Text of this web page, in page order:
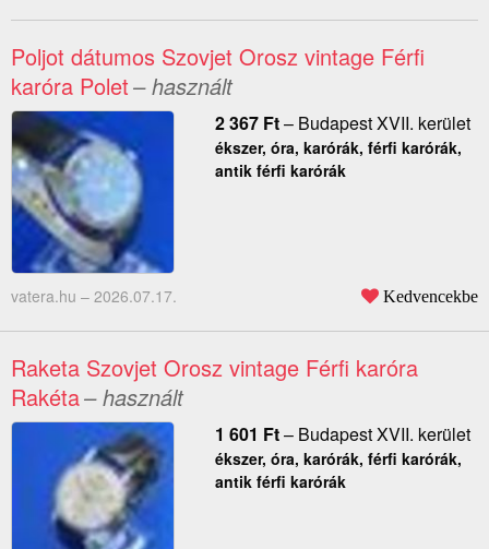
Poljot dátumos Szovjet Orosz vintage Férfi
karóra Polet– használt
2 367 Ft– Budapest XVII. kerület
ékszer, óra, karórák, férfi karórák,
antik férfi karórák
vatera.hu – 2026.07.17. Kedvencekbe
Raketa Szovjet Orosz vintage Férfi karóra
Rakéta– használt
1 601 Ft– Budapest XVII. kerület
ékszer, óra, karórák, férfi karórák,
antik férfi karórák